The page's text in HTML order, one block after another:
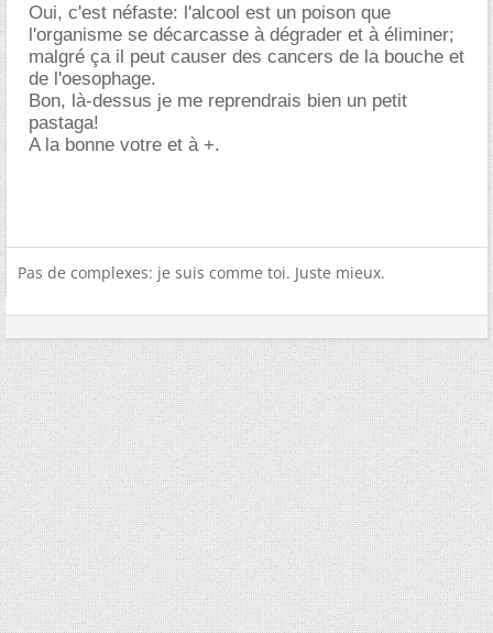
Oui, c'est néfaste: l'alcool est un poison que
l'organisme se décarcasse à dégrader et à éliminer;
malgré ça il peut causer des cancers de la bouche et
de l'oesophage.
Bon, là-dessus je me reprendrais bien un petit
pastaga!
A la bonne votre et à +.
Pas de complexes: je suis comme toi. Juste mieux.